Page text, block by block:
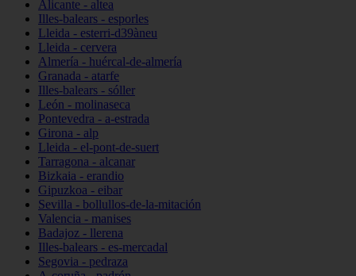
Alicante - altea
Illes-balears - esporles
Lleida - esterri-d39àneu
Lleida - cervera
Almería - huércal-de-almería
Granada - atarfe
Illes-balears - sóller
León - molinaseca
Pontevedra - a-estrada
Girona - alp
Lleida - el-pont-de-suert
Tarragona - alcanar
Bizkaia - erandio
Gipuzkoa - eibar
Sevilla - bollullos-de-la-mitación
Valencia - manises
Badajoz - llerena
Illes-balears - es-mercadal
Segovia - pedraza